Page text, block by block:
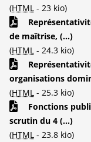
(HTML - 23 kio)
de maîtrise, (...)
(HTML - 24.3 kio)
organisations
(HTML - 25.3 kio)
Fonctions
scrutin du 4 (...)
(HTML - 23.8 kio)